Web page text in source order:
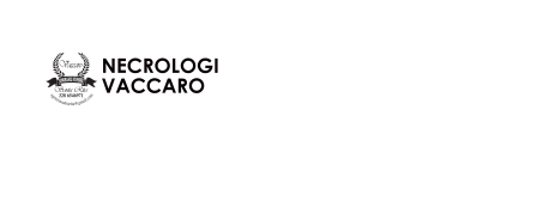
contenuto